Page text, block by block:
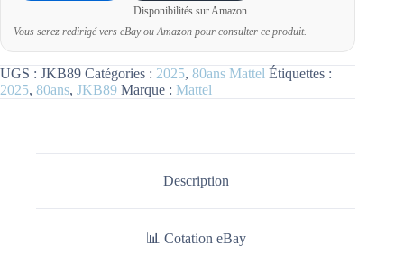
Disponibilités sur Amazon
Vous serez redirigé vers eBay ou Amazon pour consulter ce produit.
UGS : JKB89 Catégories : 2025, 80ans Mattel Étiquettes :
2025, 80ans, JKB89 Marque : Mattel
Description
📊 Cotation eBay